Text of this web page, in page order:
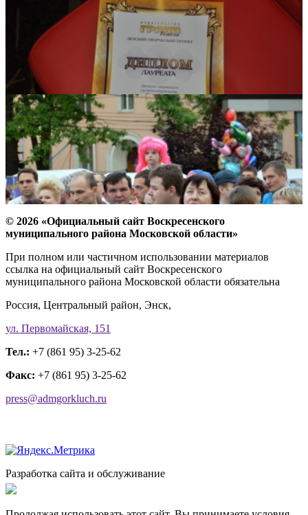
© 2026 «Официальный сайт Воскресенского
муниципального района Московской области»
При полном или частичном использовании материалов
ссылка на официальный сайт Воскресенского
муниципального района Московской области обязательна
Россия, Центральный район, Энск,
ул. Первомайская, 151
Тел.: +7 (861 95) 3-25-62
Факс: +7 (861 95) 3-25-62
press@admgorkluch.ru
Разработка сайта и обслуживание